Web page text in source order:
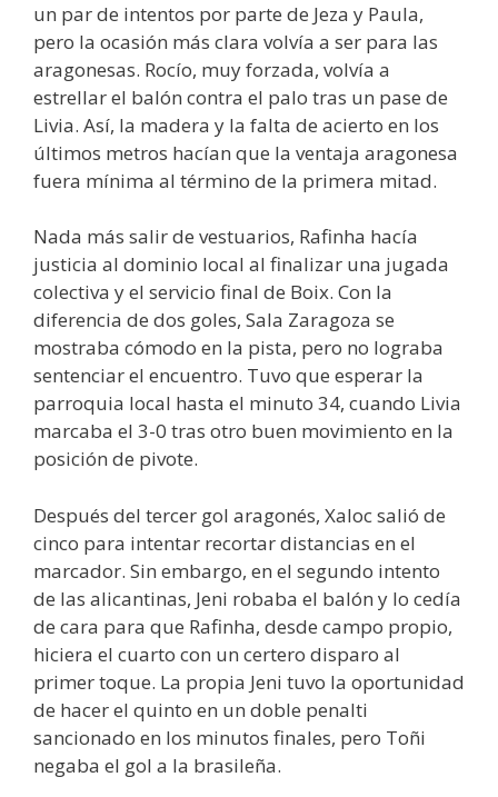
un par de intentos por parte de Jeza y Paula,
pero la ocasión más clara volvía a ser para las
aragonesas. Rocío, muy forzada, volvía a
estrellar el balón contra el palo tras un pase de
Livia. Así, la madera y la falta de acierto en los
últimos metros hacían que la ventaja aragonesa
fuera mínima al término de la primera mitad.
Nada más salir de vestuarios, Rafinha hacía
justicia al dominio local al finalizar una jugada
colectiva y el servicio final de Boix. Con la
diferencia de dos goles, Sala Zaragoza se
mostraba cómodo en la pista, pero no lograba
sentenciar el encuentro. Tuvo que esperar la
parroquia local hasta el minuto 34, cuando Livia
marcaba el 3-0 tras otro buen movimiento en la
posición de pivote.
Después del tercer gol aragonés, Xaloc salió de
cinco para intentar recortar distancias en el
marcador. Sin embargo, en el segundo intento
de las alicantinas, Jeni robaba el balón y lo cedía
de cara para que Rafinha, desde campo propio,
hiciera el cuarto con un certero disparo al
primer toque. La propia Jeni tuvo la oportunidad
de hacer el quinto en un doble penalti
sancionado en los minutos finales, pero Toñi
negaba el gol a la brasileña.